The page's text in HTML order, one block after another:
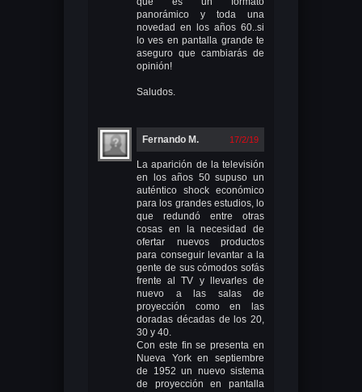
panorámico y toda una
novedad en los años 60..si
lo ves en pantalla grande te
aseguro que cambiarás de
opinión!
Saludos.
Fernando M. 17/2/19
La aparición de la televisión
en los años 50 supuso un
auténtico shock económico
para los grandes estudios, lo
que redundó entre otras
cosas en la necesidad de
ofertar nuevos productos
para conseguir levantar a la
gente de sus cómodos sofás
frente al TV y llevarles de
nuevo a las salas de
proyección como en las
doradas décadas de los 20,
30 y 40.
Con este fin se presenta en
Nueva York en septiembre
de 1952 un nuevo sistema
de proyección en pantalla